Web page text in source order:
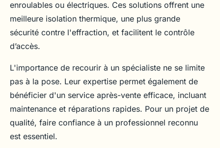
enroulables ou électriques. Ces solutions offrent une
meilleure isolation thermique, une plus grande
sécurité contre l'effraction, et facilitent le contrôle
d’accès.
L'importance de recourir à un spécialiste ne se limite
pas à la pose. Leur expertise permet également de
bénéficier d'un service après-vente efficace, incluant
maintenance et réparations rapides. Pour un projet de
qualité, faire confiance à un professionnel reconnu
est essentiel.